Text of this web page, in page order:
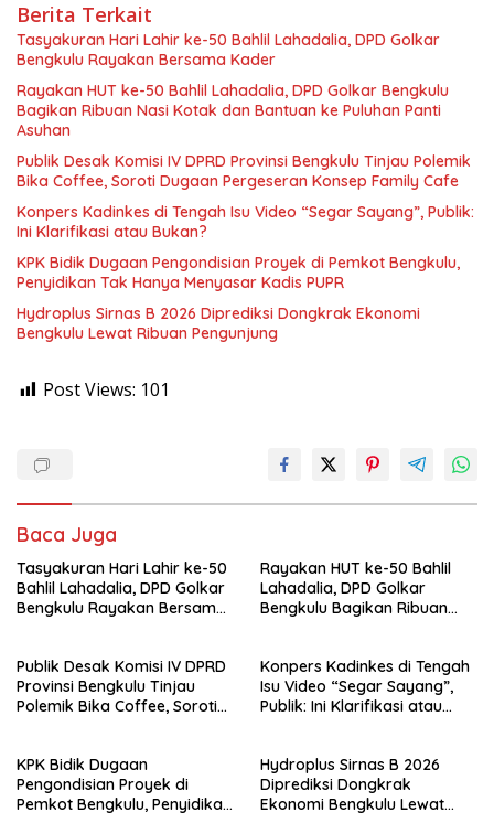
Berita Terkait
Tasyakuran Hari Lahir ke-50 Bahlil Lahadalia, DPD Golkar
Bengkulu Rayakan Bersama Kader
Rayakan HUT ke-50 Bahlil Lahadalia, DPD Golkar Bengkulu
Bagikan Ribuan Nasi Kotak dan Bantuan ke Puluhan Panti
Asuhan
Publik Desak Komisi IV DPRD Provinsi Bengkulu Tinjau Polemik
Bika Coffee, Soroti Dugaan Pergeseran Konsep Family Cafe
Konpers Kadinkes di Tengah Isu Video “Segar Sayang”, Publik:
Ini Klarifikasi atau Bukan?
KPK Bidik Dugaan Pengondisian Proyek di Pemkot Bengkulu,
Penyidikan Tak Hanya Menyasar Kadis PUPR
Hydroplus Sirnas B 2026 Diprediksi Dongkrak Ekonomi
Bengkulu Lewat Ribuan Pengunjung
Post Views: 101
Baca Juga
Tasyakuran Hari Lahir ke-50
Bahlil Lahadalia, DPD Golkar
Bengkulu Rayakan Bersama
Rayakan HUT ke-50 Bahlil
Lahadalia, DPD Golkar
Bengkulu Bagikan Ribuan
Publik Desak Komisi IV DPRD
Provinsi Bengkulu Tinjau
Polemik Bika Coffee, Soroti
Konpers Kadinkes di Tengah
Isu Video “Segar Sayang”,
Publik: Ini Klarifikasi atau
KPK Bidik Dugaan
Pengondisian Proyek di
Pemkot Bengkulu, Penyidikan
Hydroplus Sirnas B 2026
Diprediksi Dongkrak
Ekonomi Bengkulu Lewat